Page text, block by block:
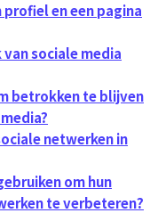
en een pagina
sociale media
betrokken te blijven
netwerken in
om hun
te verbeteren?